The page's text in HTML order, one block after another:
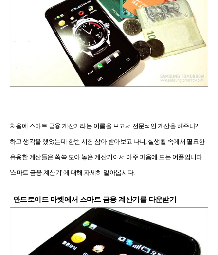
처음에 스마트 금융 계산기라는 이름을 보고서 전문적인 계산을 해주나?
하고 생각을 했었는데 한번 시험 삼아 받아보고 나니, 실생활 속에서 필요한
유용한 계산들은 쏙쏙 모아 놓은 계산기 여서 아주 마음에 드는 어플입니다.
'스마트 금융 계산기' 에 대해 자세히 알아봅시다.
안드로이드 마켓에서 스마트 금융 계산기를 다운받기